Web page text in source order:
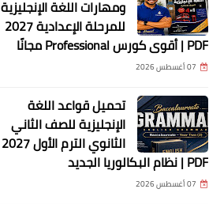
ومهارات اللغة الإنجليزية
للمرحلة الإعدادية 2027
PDF | أقوى كورس Professional مجانًا
07 أغسطس 2026
تحميل قواعد اللغة
الإنجليزية للصف الثاني
الثانوي الترم الأول 2027
PDF | نظام البكالوريا الجديد
07 أغسطس 2026